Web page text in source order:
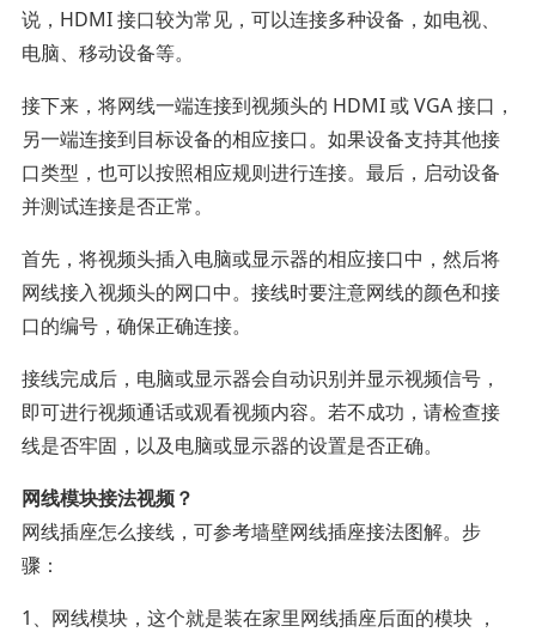
说，HDMI 接口较为常见，可以连接多种设备，如电视、
电脑、移动设备等。
接下来，将网线一端连接到视频头的 HDMI 或 VGA 接口，
另一端连接到目标设备的相应接口。如果设备支持其他接
口类型，也可以按照相应规则进行连接。最后，启动设备
并测试连接是否正常。
首先，将视频头插入电脑或显示器的相应接口中，然后将
网线接入视频头的网口中。接线时要注意网线的颜色和接
口的编号，确保正确连接。
接线完成后，电脑或显示器会自动识别并显示视频信号，
即可进行视频通话或观看视频内容。若不成功，请检查接
线是否牢固，以及电脑或显示器的设置是否正确。
网线模块接法视频？
网线插座怎么接线，可参考墙壁网线插座接法图解。步
骤：
1、网线模块，这个就是装在家里网线插座后面的模块 ，